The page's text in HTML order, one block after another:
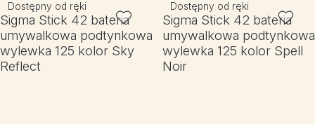
Dostępny od ręki
Sigma Stick 42 bateria
umywalkowa podtynkowa
wylewka 125 kolor Sky
Reflect
Dostępny od ręki
Sigma Stick 42 bateria
umywalkowa podtynkowa
wylewka 125 kolor Spell
Noir